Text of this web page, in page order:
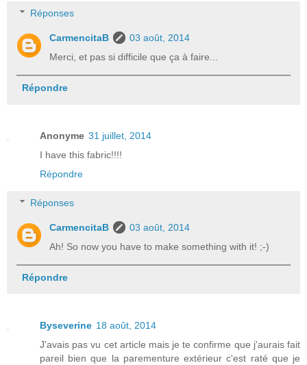
Réponses
CarmencitaB
03 août, 2014
Merci, et pas si difficile que ça à faire...
Répondre
Anonyme 31 juillet, 2014
I have this fabric!!!!
Répondre
Réponses
CarmencitaB
03 août, 2014
Ah! So now you have to make something with it! ;-)
Répondre
Byseverine 18 août, 2014
J'avais pas vu cet article mais je te confirme que j'aurais fait
pareil bien que la parementure extérieur c'est raté que je